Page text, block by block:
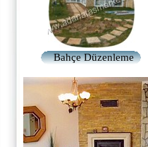
Bahçe Düzenleme